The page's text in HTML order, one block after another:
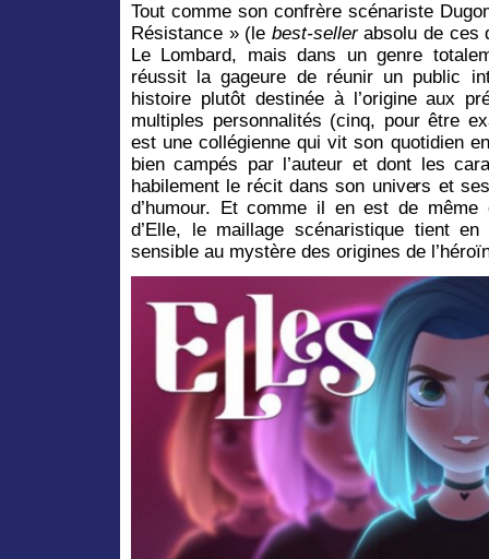
Tout comme son confrère scénariste
Résistance » (le best-sellerabsolu de ces
Le Lombard, mais dans un genre
réussit la gageure de réunir un public
histoire plutôt destinée à l’origine aux
multiples personnalités (cinq, pour être
est une collégienne qui vit son quotidien
bien campés par l’auteur et dont les
habilement le récit dans son univers et
d’humour. Et comme il en est de même
d’Elle, le maillage scénaristique tient
sensible au mystère des origines de